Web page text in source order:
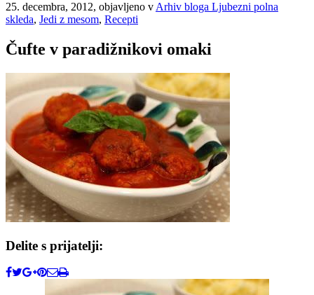
25. decembra, 2012, objavljeno v Arhiv bloga Ljubezni polna
skleda, Jedi z mesom, Recepti
Čufte v paradižnikovi omaki
Delite s prijatelji: